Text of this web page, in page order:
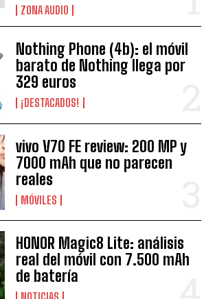
ZONA AUDIO
Nothing Phone (4b): el móvil
barato de Nothing llega por
329 euros
¡DESTACADOS!
vivo V70 FE review: 200 MP y
7000 mAh que no parecen
reales
MÓVILES
HONOR Magic8 Lite: análisis
real del móvil con 7.500 mAh
de batería